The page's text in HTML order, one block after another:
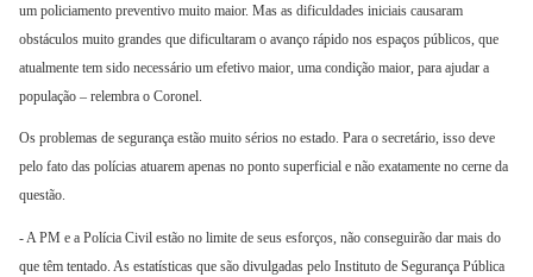
um policiamento preventivo muito maior. Mas as dificuldades iniciais causaram
obstáculos muito grandes que dificultaram o avanço rápido nos espaços públicos, que
atualmente tem sido necessário um efetivo maior, uma condição maior, para ajudar a
população – relembra o Coronel.
Os problemas de segurança estão muito sérios no estado. Para o secretário, isso deve
pelo fato das polícias atuarem apenas no ponto superficial e não exatamente no cerne da
questão.
- A PM e a Polícia Civil estão no limite de seus esforços, não conseguirão dar mais do
que têm tentado. As estatísticas que são divulgadas pelo Instituto de Segurança Pública